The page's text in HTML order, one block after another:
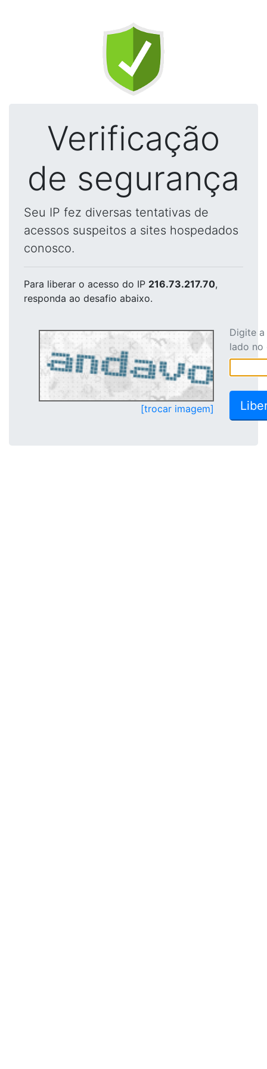
Verificação
de segurança
Seu IP fez diversas tentativas de
acessos suspeitos a sites hospedados
conosco.
Para liberar o acesso do IP 216.73.217.70,
responda ao desafio abaixo.
[trocar imagem]
Digite
lado no